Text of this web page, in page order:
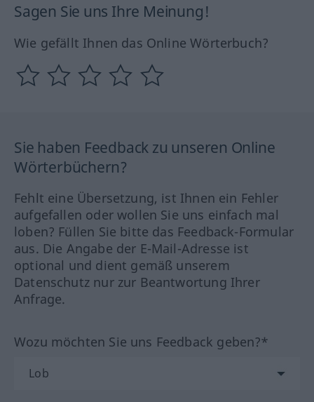
Sagen Sie uns Ihre Meinung!
Wie gefällt Ihnen das Online Wörterbuch?
Sie haben Feedback zu unseren Online
Wörterbüchern?
Fehlt eine Übersetzung, ist Ihnen ein Fehler
aufgefallen oder wollen Sie uns einfach mal
loben? Füllen Sie bitte das Feedback-Formular
aus. Die Angabe der E-Mail-Adresse ist
optional und dient gemäß unserem
Datenschutz nur zur Beantwortung Ihrer
Anfrage.
Wozu möchten Sie uns Feedback geben?*